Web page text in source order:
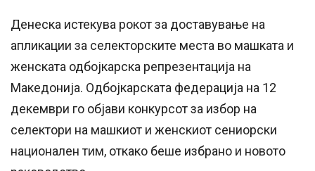
Денеска истекува рокот за доставување на
апликации за селекторските места во машката и
женската одбојкарска репрезентација на
Македонија. Одбојкарската федерација на 12
декември го објави конкурсот за избор на
селектори на машкиот и женскиот сениорски
национален тим, откако беше избрано и новото